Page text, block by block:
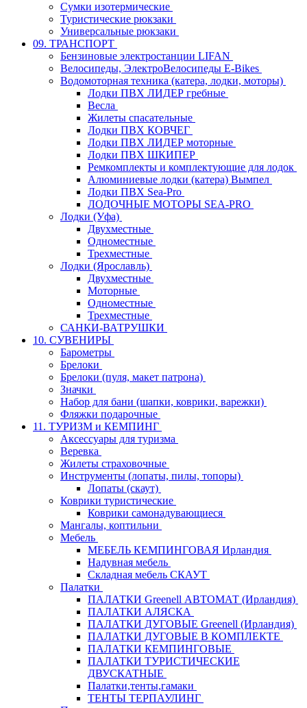
Сумки изотермические
Туристические рюкзаки
Универсальные рюкзаки
09. ТРАНСПОРТ
Бензиновые электростанции LIFAN
Велосипеды, ЭлектроВелосипеды E-Bikes
Водомоторная техника (катера, лодки, моторы)
Лодки ПВХ ЛИДЕР гребные
Весла
Жилеты спасательные
Лодки ПВХ КОВЧЕГ
Лодки ПВХ ЛИДЕР моторные
Лодки ПВХ ШКИПЕР
Ремкомплекты и комплектующие для лодок
Алюминиевые лодки (катера) Вымпел
Лодки ПВХ Sea-Pro
ЛОДОЧНЫЕ МОТОРЫ SEA-PRO
Лодки (Уфа)
Двухместные
Одноместные
Трехместные
Лодки (Ярославль)
Двухместные
Моторные
Одноместные
Трехместные
САНКИ-ВАТРУШКИ
10. СУВЕНИРЫ
Барометры
Брелоки
Брелоки (пуля, макет патрона)
Значки
Набор для бани (шапки, коврики, варежки)
Фляжки подарочные
11. ТУРИЗМ и КЕМПИНГ
Аксессуары для туризма
Веревка
Жилеты страховочные
Инструменты (лопаты, пилы, топоры)
Лопаты (скаут)
Коврики туристические
Коврики самонадувающиеся
Мангалы, коптильни
Мебель
МЕБЕЛЬ КЕМПИНГОВАЯ Ирландия
Надувная мебель
Складная мебель СКАУТ
Палатки
ПАЛАТКИ Greenell АВТОМАТ (Ирландия)
ПАЛАТКИ АЛЯСКА
ПАЛАТКИ ДУГОВЫЕ Greenell (Ирландия)
ПАЛАТКИ ДУГОВЫЕ В КОМПЛЕКТЕ
ПАЛАТКИ КЕМПИНГОВЫЕ
ПАЛАТКИ ТУРИСТИЧЕСКИЕ
ДВУСКАТНЫЕ
Палатки,тенты,гамаки
ТЕНТЫ ТЕРПАУЛИНГ